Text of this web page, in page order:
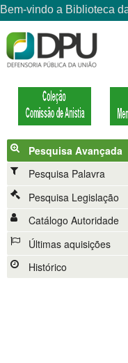
Pesquisa Avançada
Pesquisa Palavra
Pesquisa Legislação
Catálogo Autoridade
Últimas aquisições
Histórico